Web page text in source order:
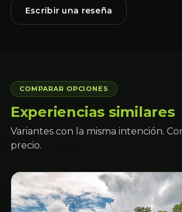
Escribir una reseña
COMPARAR OPCIONES
Experiencias similares
Variantes con la misma intención.
precio.